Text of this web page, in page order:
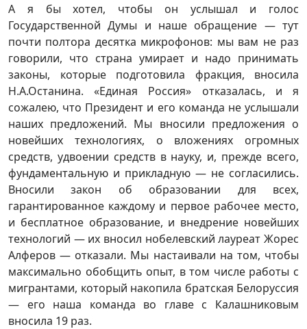
А я бы хотел, чтобы он услышал и голос
Государственной Думы и наше обращение — тут
почти полтора десятка микрофонов: мы вам не раз
говорили, что страна умирает и надо принимать
законы, которые подготовила фракция, вносила
Н.А.Останина. «Единая Россия» отказалась, и я
сожалею, что Президент и его команда не услышали
наших предложений. Мы вносили предложения о
новейших технологиях, о вложениях огромных
средств, удвоении средств в науку, и, прежде всего,
фундаментальную и прикладную — не согласились.
Вносили закон об образовании для всех,
гарантированное каждому и первое рабочее место,
и бесплатное образование, и внедрение новейших
технологий — их вносил нобелевский лауреат Жорес
Алферов — отказали. Мы настаивали на том, чтобы
максимально обобщить опыт, в том числе работы с
мигрантами, который накопила братская Белоруссия
— его наша команда во главе с Калашниковым
вносила 19 раз.